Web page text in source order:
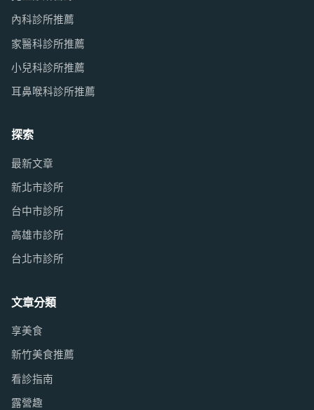
內科診所推薦
家醫科診所推薦
小兒科診所推薦
耳鼻喉科診所推薦
探索
最新文章
新北市診所
台中市診所
高雄市診所
台北市診所
文章分類
享美食
新竹美食推薦
看診指南
露營趣